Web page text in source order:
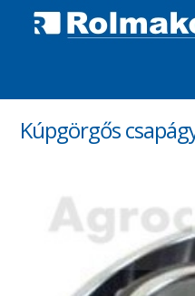
Kúpgörgős